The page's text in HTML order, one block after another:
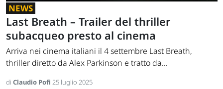
NEWS
Last Breath – Trailer del thriller
subacqueo presto al cinema
Arriva nei cinema italiani il 4 settembre Last Breath,
thriller diretto da Alex Parkinson e tratto da...
di Claudio Pofi 25 luglio 2025